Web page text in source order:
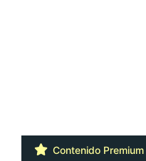
Contenido Premium